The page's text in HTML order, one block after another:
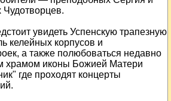
увидеть Успенскую трапезную
келейных корпусов и
а также полюбоваться недавно
храмом иконы Божией Матери
где проходят концерты